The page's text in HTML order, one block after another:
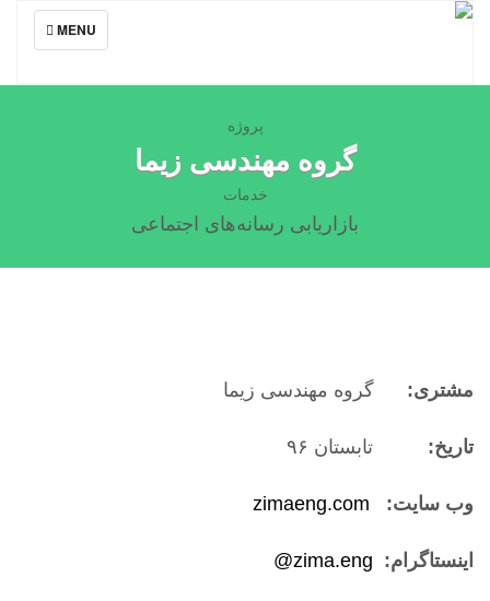
TOGGLE
NAVIGATION
MENU
پروژه
گروه مهندسی زیما
خدمات
بازاریابی رسانه‌های اجتماعی
مشتری: گروه مهندسی زیما
تاریخ: تابستان ۹۶
وب سایت: zimaeng.com
اینستاگرام: zima.eng@